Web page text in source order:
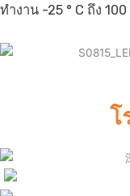
ทำงาน -25 ° C ถึง 100
โ